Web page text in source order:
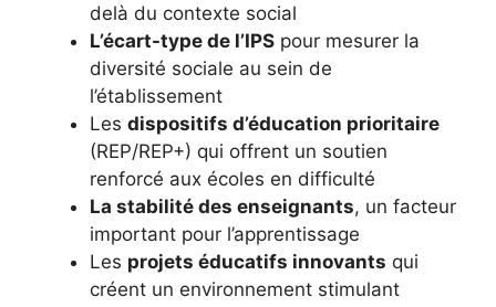
delà du contexte social
L’écart-type de l’IPS pour mesurer la
diversité sociale au sein de
l’établissement
Les dispositifs d’éducation prioritaire
(REP/REP+) qui offrent un soutien
renforcé aux écoles en difficulté
La stabilité des enseignants, un facteur
important pour l’apprentissage
Les projets éducatifs innovants qui
créent un environnement stimulant